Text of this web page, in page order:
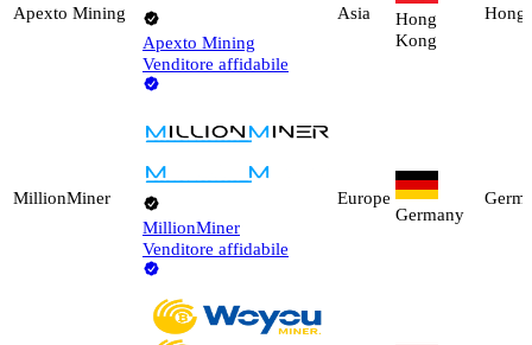
Apexto Mining
Apexto Mining
Venditore affidabile
Asia
Hong
Kong
Hong
MillionMiner
MillionMiner
Venditore affidabile
Europe
Germany